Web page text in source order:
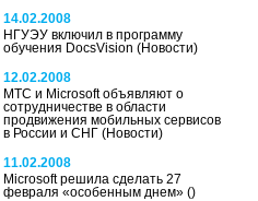
14.02.2008
НГУЭУ включил в программу
обучения DocsVision(Новости)
12.02.2008
МТС и Microsoft объявляют о
сотрудничестве в области
продвижения мобильных сервисов
в России и СНГ(Новости)
11.02.2008
Microsoft решила сделать 27
февраля «особенным днем»()